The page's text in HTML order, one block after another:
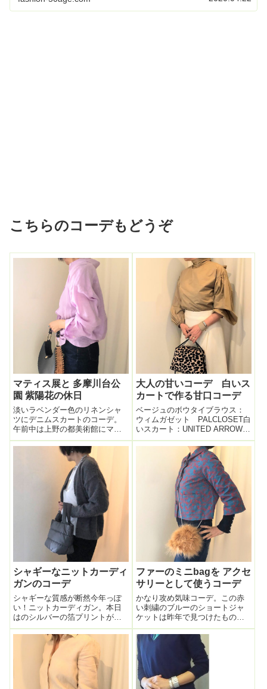
こちらのコーデもどうぞ
マティス展と 多摩川台公
園 紫陽花の休日
淡いラベンダー色のリネンシャ
ツにデニムスカートのコーデ。
午前中は上野の都美術館にマテ
ィス展を観に。かなりの点数が
展示され見ごたえ充分だった！
一部のブースのみ写真OKだった
ので一番気に入った絵を撮影。
マティスは赤のイメージがある
けれど、こうい...
大人の甘いコーデ 白いス
カートで作る甘口コーデ
ベージュのボウタイブラウス：
ウィムガゼット PALCLOSET白
いスカート：UNITED ARROWS
バッグ：ジャンニキアリー
ニ/GIANNI CHIARINI 楽天
WORLDSHOP 靴：ストロベリ
ーフィールズしばらくカジュア
シャギーなニットカーディ
ガンのコーデ
シャギーな質感が断然今年っぽ
い！ニットカーディガン。本日
はのシルバーの箔プリントがカ
ッコイイ白のロンTに重ねて羽織
る。バッグはもう軽すぎてつい
ついこのキルティングバッグ。
歩いててふと「あれ？バッグは
どこ行った？💦」って不安にな
るレベルの軽さ...
ファーのミニbagを アクセ
サリーとして使うコーデ
かなり攻め気味コーデ。この赤
い刺繍のブルーのショートジャ
ケットは昨年で見つけたもの。
コレ、果たして似合うのか？と
か着回しが～？とかそういった
議論を超越した「単に布地とし
て好きが勝る」服。そういう服
がクローゼットに掛かっている
と日々チラと目に...